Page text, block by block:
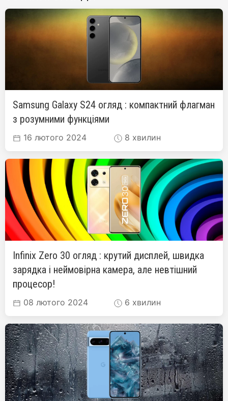
Samsung Galaxy S24 огляд : компактний флагман
з розумними функціями
16 лютого 2024 8 хвилин
Infinix Zero 30 огляд : крутий дисплей, швидка
зарядка і неймовірна камера, але невтішний
процесор!
08 лютого 2024 6 хвилин